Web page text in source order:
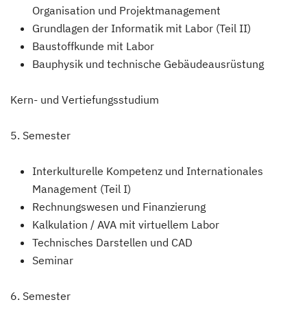
Organisation und Projektmanagement
Grundlagen der Informatik mit Labor (Teil II)
Baustoffkunde mit Labor
Bauphysik und technische Gebäudeausrüstung
Kern- und Vertiefungsstudium
5. Semester
Interkulturelle Kompetenz und Internationales
Management (Teil I)
Rechnungswesen und Finanzierung
Kalkulation / AVA mit virtuellem Labor
Technisches Darstellen und CAD
Seminar
6. Semester